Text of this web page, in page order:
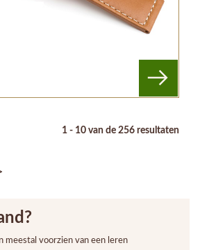
1 - 10 van de 256 resultaten
meestal voorzien van een leren